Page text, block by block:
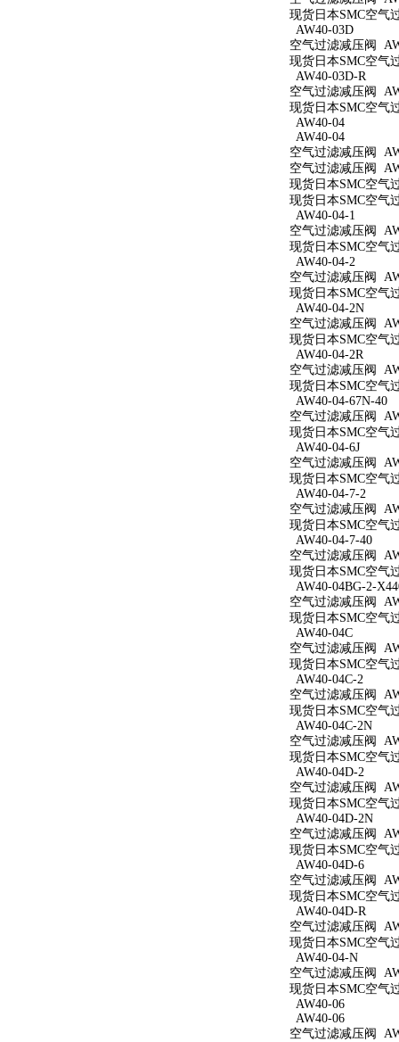
现货日本SMC空气
AW40-03D
空气过滤减压阀
现货日本SMC空气
AW40-03D-R
空气过滤减压阀
现货日本SMC空气
AW40-04
AW40-04
空气过滤减压阀
空气过滤减压阀
现货日本SMC空气
现货日本SMC空气
AW40-04-1
空气过滤减压阀
现货日本SMC空气
AW40-04-2
空气过滤减压阀
现货日本SMC空气
AW40-04-2N
空气过滤减压阀
现货日本SMC空气
AW40-04-2R
空气过滤减压阀
现货日本SMC空气
AW40-04-67N-40
空气过滤减压阀
现货日本SMC空气
AW40-04-6J
空气过滤减压阀
现货日本SMC空气
AW40-04-7-2
空气过滤减压阀
现货日本SMC空气
AW40-04-7-40
空气过滤减压阀
现货日本SMC空气
AW40-04BG-2-
空气过滤减压阀
现货日本SMC空气
AW40-04C
空气过滤减压阀
现货日本SMC空气
AW40-04C-2
空气过滤减压阀
现货日本SMC空气
AW40-04C-2N
空气过滤减压阀
现货日本SMC空气
AW40-04D-2
空气过滤减压阀
现货日本SMC空气
AW40-04D-2N
空气过滤减压阀
现货日本SMC空气
AW40-04D-6
空气过滤减压阀
现货日本SMC空气
AW40-04D-R
空气过滤减压阀
现货日本SMC空气
AW40-04-N
空气过滤减压阀
现货日本SMC空气
AW40-06
AW40-06
空气过滤减压阀